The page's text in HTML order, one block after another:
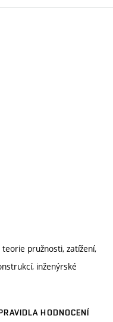
pružnosti, zatížení,
inženýrské
HODNOCENÍ